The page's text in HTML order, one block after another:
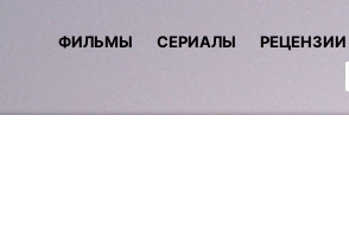
ФИЛЬМЫ СЕРИАЛЫ РЕЦЕНЗИИ